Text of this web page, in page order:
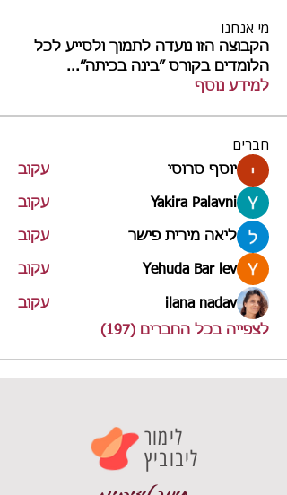
מי אנחנו
הקבוצה הזו נועדה לתמוך ולסייע לכל
הלומדים בקורס ״בינה בכיתה״...
למידע נוסף
חברים
יוסף סרוסי עקוב
Yakira Palavni עקוב
ליאה מירית פישר עקוב
Yehuda Bar lev עקוב
ilana nadav
עקוב
לצפייה בכל החברים (197)
לימור
ליבוביץ